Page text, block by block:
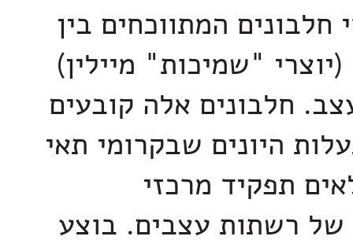
חלבונים המתווכחים בין
"שמיכות" מיילין)
חלבונים אלה קובעים
היונים שבקרומי תאי
תפקיד מרכזי
של רשתות עצבים. בוצע